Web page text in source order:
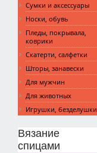
Сумки и аксессуары
Носки, обувь
Пледы, покрывала,
коврики
Скатерти, салфетки
Шторы, занавески
Для мужчин
Для животных
Игрушки, безделушки
Вязание
спицами